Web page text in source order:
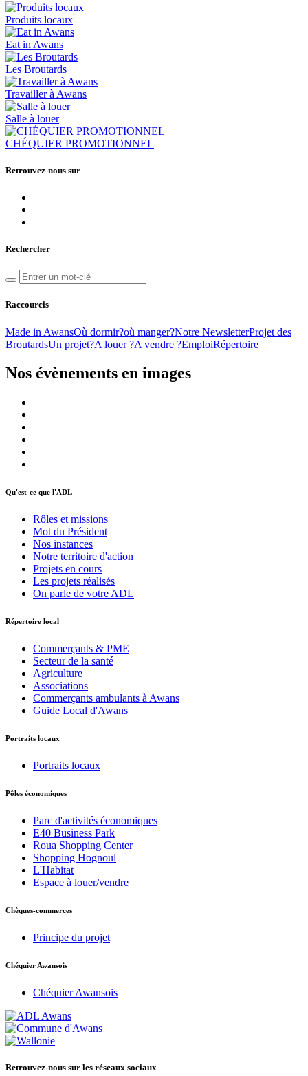
Produits locaux
Eat in Awans
Les Broutards
Travailler à Awans
Salle à louer
CHÉQUIER PROMOTIONNEL
Retrouvez-nous sur
Rechercher
Raccourcis
Made in AwansOù dormir?où manger?Notre NewsletterProjet des
BroutardsUn projet?A louer ?A vendre ?EmploiRépertoire
Nos évènements en images
Qu'est-ce que l'ADL
Rôles et missions
Mot du Président
Nos instances
Notre territoire d'action
Projets en cours
Les projets réalisés
On parle de votre ADL
Répertoire local
Commerçants & PME
Secteur de la santé
Agriculture
Associations
Commerçants ambulants à Awans
Guide Local d'Awans
Portraits locaux
Portraits locaux
Pôles économiques
Parc d'activités économiques
E40 Business Park
Roua Shopping Center
Shopping Hognoul
L'Habitat
Espace à louer/vendre
Chèques-commerces
Principe du projet
Chéquier Awansois
Chéquier Awansois
Retrouvez-nous sur les réseaux sociaux